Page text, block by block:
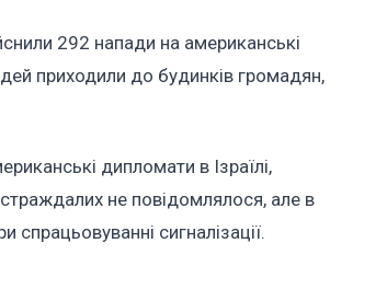
292 напади на американські
приходили до будинків громадян,
дипломати в Ізраїлі,
не повідомлялося, але в
сигналізації.